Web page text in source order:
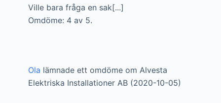
Ville bara fråga en sak[...]
Omdöme: 4 av 5.
Ola lämnade ett omdöme om Alvesta
Elektriska Installationer AB (2020-10-05)